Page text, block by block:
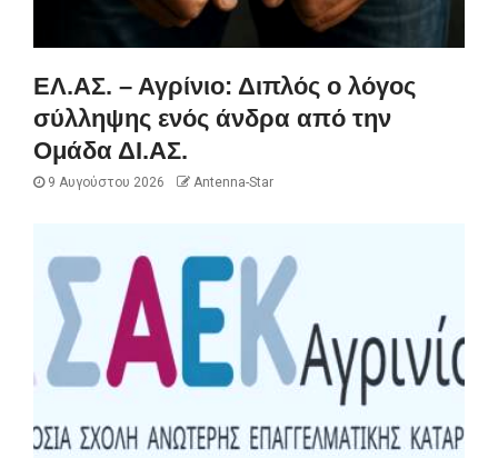
ΕΛ.ΑΣ. – Αγρίνιο: Διπλός ο λόγος
σύλληψης ενός άνδρα από την
Ομάδα ΔΙ.ΑΣ.
9 Αυγούστου 2026 Antenna-Star